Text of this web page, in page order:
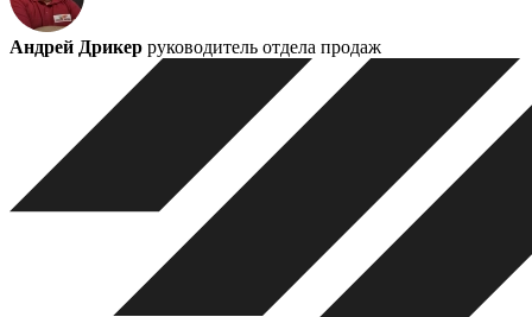
Андрей Дрикер руководитель отдела продаж